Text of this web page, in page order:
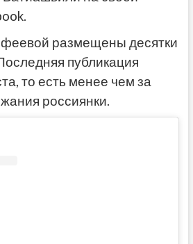
размещены десятки
публикация
то есть менее чем за
россиянки.